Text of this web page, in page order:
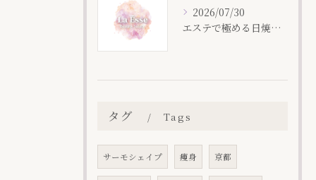
2026/07/30
エステで極める日焼け後の保湿術
タグ Tags
サーモシェイプ 痩身 京都